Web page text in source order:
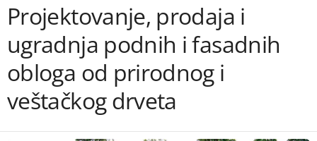
Projektovanje, prodaja i
ugradnja podnih i fasadnih
obloga od prirodnog i
veštačkog drveta